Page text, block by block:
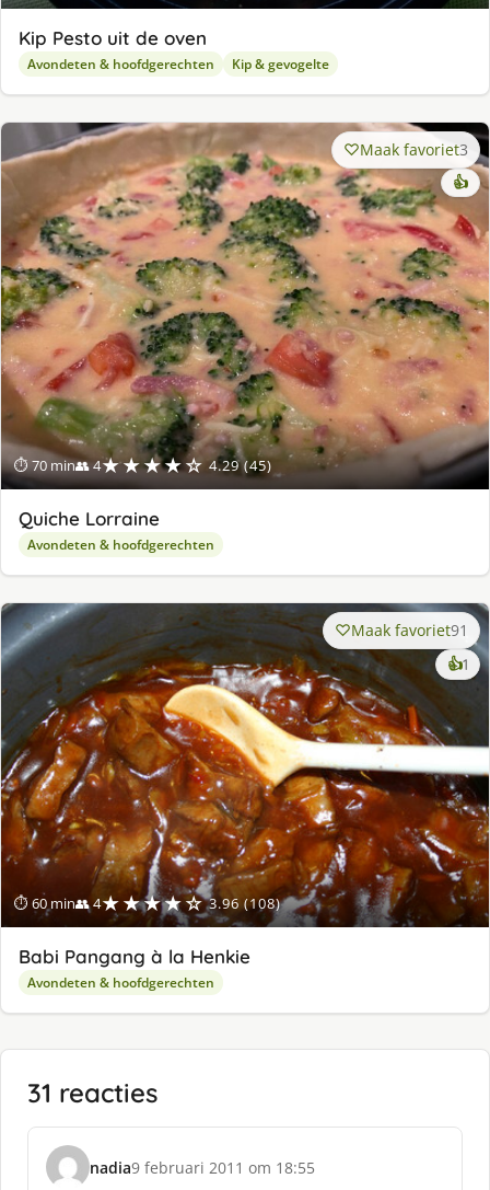
Kip Pesto uit de oven
Avondeten & hoofdgerechten Kip & gevogelte
⏱ 70 min👥 4★★★★☆ 4.29 (45)
Maak favoriet3
👍
Quiche Lorraine
Avondeten & hoofdgerechten
⏱ 60 min👥 4★★★★☆ 3.96 (108)
Maak favoriet91
👍1
Babi Pangang à la Henkie
Avondeten & hoofdgerechten
31 reacties
nadia
s
9 februari 2011 om 18:55